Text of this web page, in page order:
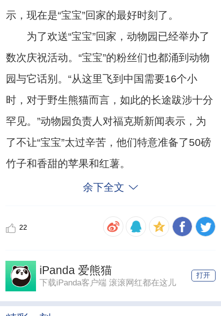
示，现在是“宝宝”回家的最好时刻了。
为了欢送“宝宝”回家，动物园已经举办了
数次庆祝活动。“宝宝”的粉丝们也都涌到动物
园与它话别。“从这里飞到中国需要16个小
时，对于野生熊猫而言，如此的长途跋涉十分
罕见。”动物园负责人对福克斯新闻表示，为
了不让“宝宝”太过辛苦，他们特意准备了50磅
竹子和香甜的苹果和红薯。
余下全文
22
iPanda 爱熊猫
下载iPanda客户端 滚滚网红都在这儿
打开